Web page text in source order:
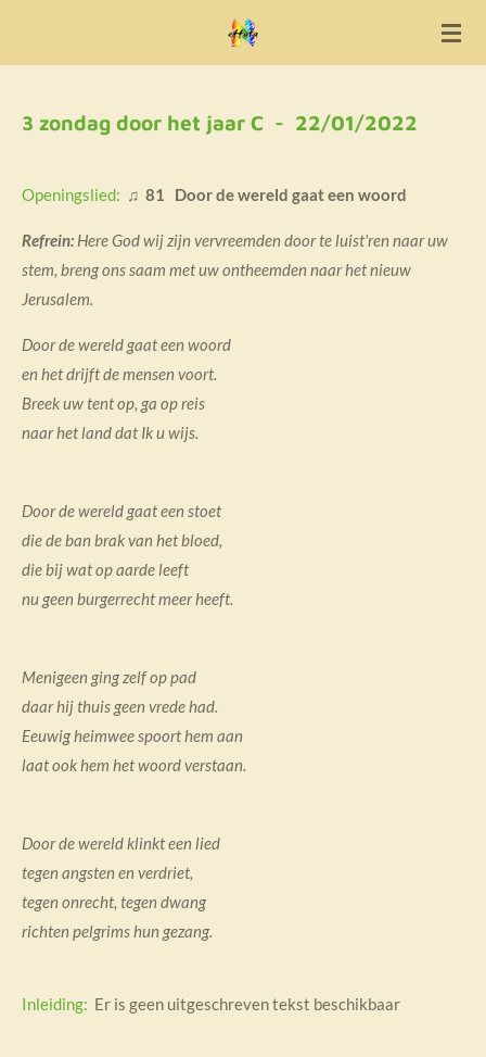
de
hoofdinhoud
3 zondag door het jaar C - 22/01/2022
Openingslied: ♫ 81 Door de wereld gaat een woord
Refrein: Here God wij zijn vervreemden door te luist'ren naar uw
stem, breng ons saam met uw ontheemden naar het nieuw
Jerusalem.
Door de wereld gaat een woord
en het drijft de mensen voort.
Breek uw tent op, ga op reis
naar het land dat Ik u wijs.
Door de wereld gaat een stoet
die de ban brak van het bloed,
die bij wat op aarde leeft
nu geen burgerrecht meer heeft.
Menigeen ging zelf op pad
daar hij thuis geen vrede had.
Eeuwig heimwee spoort hem aan
laat ook hem het woord verstaan.
Door de wereld klinkt een lied
tegen angsten en verdriet,
tegen onrecht, tegen dwang
richten pelgrims hun gezang.
Inleiding: Er is geen uitgeschreven tekst beschikbaar